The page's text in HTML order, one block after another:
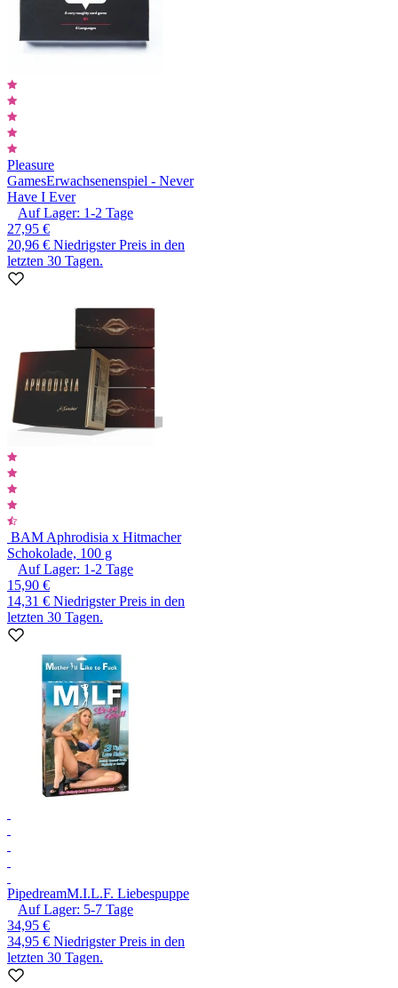
Pleasure
GamesErwachsenenspiel - Never
Have I Ever
Auf Lager: 1-2 Tage
27,95 €
20,96 € Niedrigster Preis in den
letzten 30 Tagen.
BAM Aphrodisia x Hitmacher
Schokolade, 100 g
Auf Lager: 1-2 Tage
15,90 €
14,31 € Niedrigster Preis in den
letzten 30 Tagen.
PipedreamM.I.L.F. Liebespuppe
Auf Lager: 5-7 Tage
34,95 €
34,95 € Niedrigster Preis in den
letzten 30 Tagen.